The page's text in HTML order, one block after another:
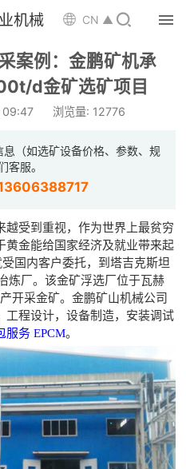
机械 CN ▲ 
案例：金鹏矿机承
d金矿选矿项目
09:47 浏览量: 12776
（如选矿设备价格、参数、规
客服。
越受到重视，作为世界上最贫穷
黄金能给国家经济及就业带来起
国内客户委托，到塔吉克斯坦
炼厂。该金矿浮选厂位于瓦赫
开采金矿。金鹏矿山机械公司
工程设计，设备制造，安装调试
服务 EPCM。
 首页
 选矿设备

 解决方案
 案例中心
 服务体系
 新闻中心
 矿山设计院
 选矿实验室
 关于金鹏